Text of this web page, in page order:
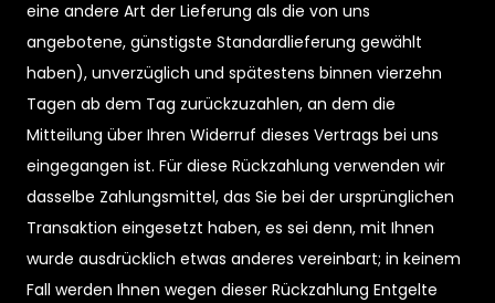
eine andere Art der Lieferung als die von uns
angebotene, günstigste Standardlieferung gewählt
haben), unverzüglich und spätestens binnen vierzehn
Tagen ab dem Tag zurückzuzahlen, an dem die
Mitteilung über Ihren Widerruf dieses Vertrags bei uns
eingegangen ist. Für diese Rückzahlung verwenden wir
dasselbe Zahlungsmittel, das Sie bei der ursprünglichen
Transaktion eingesetzt haben, es sei denn, mit Ihnen
wurde ausdrücklich etwas anderes vereinbart; in keinem
Fall werden Ihnen wegen dieser Rückzahlung Entgelte